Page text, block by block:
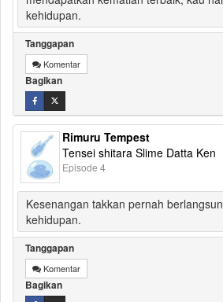
kehidupan.
Tanggapan
Komentar
Bagikan
Rimuru Tempest
Tensei shitara Slime Datta Ken
Episode 4
Kesenangan takkan pernah
kehidupan.
Tanggapan
Komentar
Bagikan